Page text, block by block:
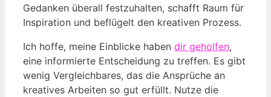
Gedanken überall festzuhalten, schafft Raum für
Inspiration und beflügelt den kreativen Prozess.
Ich hoffe, meine Einblicke haben dir geholfen,
eine informierte Entscheidung zu treffen. Es gibt
wenig Vergleichbares, das die Ansprüche an
kreatives Arbeiten so gut erfüllt. Nutze die